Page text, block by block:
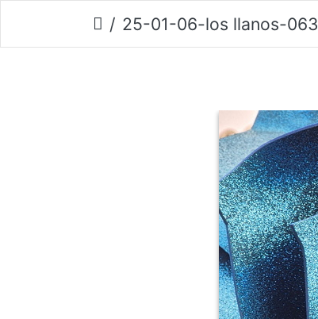
25-01-06-los llanos-063